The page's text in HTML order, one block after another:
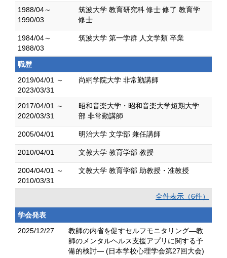
1988/04～
1990/03
筑波大学 教育研究科 修士 修了 教育学
修士
1984/04～
1988/03
筑波大学 第一学群 人文学類 卒業
職歴
2019/04/01 ～
2023/03/31
尚絅学院大学 非常勤講師
2017/04/01 ～
2020/03/31
昭和音楽大学・昭和音楽大学短期大学
部 非常勤講師
2005/04/01 明治大学 文学部 兼任講師
2010/04/01 文教大学 教育学部 教授
2004/04/01 ～
2010/03/31
文教大学 教育学部 助教授・准教授
全件表示（6件）
学会発表
2025/12/27
教師の内省を促すセルフモニタリング―教
師のメンタルヘルス支援アプリに関する予
備的検討― (日本学校心理学会第27回大会)